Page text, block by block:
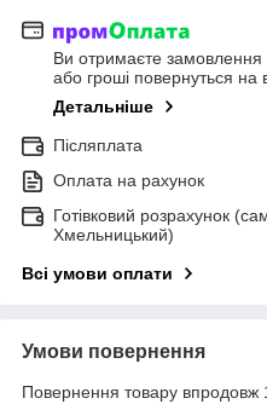
Ви отримаєте замовлення
або гроші повернуться на
Детальніше
Післяплата
Оплата на рахунок
Готівковий розрахунок
Хмельницький)
Всі умови оплати
Умови повернення
Повернення товару впродовж